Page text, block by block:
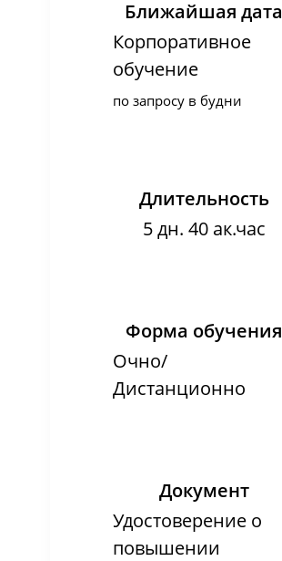
Ближайшая дата
Корпоративное
обучение
по запросу в будни
Длительность
5 дн. 40 ак.час
Форма обучения
Очно/
Дистанционно
Документ
Удостоверение о
повышении